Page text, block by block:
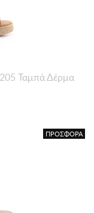
Ταμπά Δέρμα
ΠΡΟΣΦΟΡΑ